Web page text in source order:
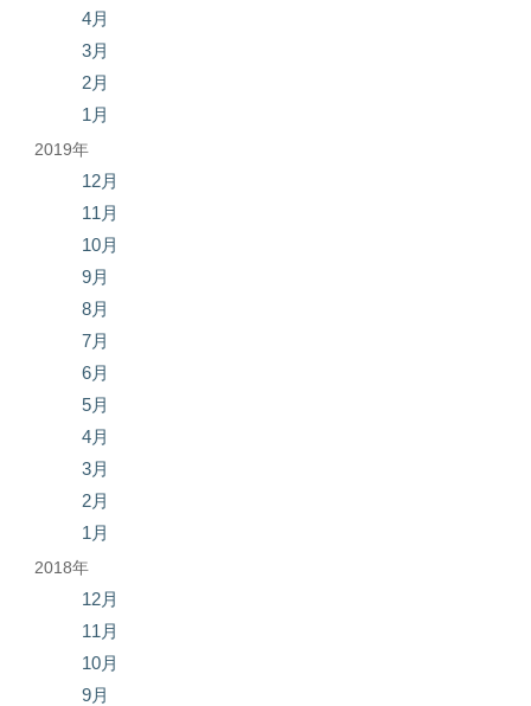
4月
3月
2月
1月
2019年
12月
11月
10月
9月
8月
7月
6月
5月
4月
3月
2月
1月
2018年
12月
11月
10月
9月